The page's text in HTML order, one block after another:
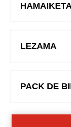
LEZAMA
PACK DE